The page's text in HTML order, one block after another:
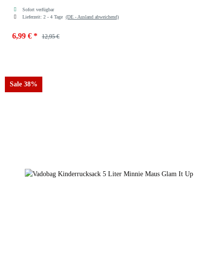
Sofort verfügbar
Lieferzeit: 2 - 4 Tage (DE - Ausland abweichend)
6,99 € * 12,95 €
Sale 38%